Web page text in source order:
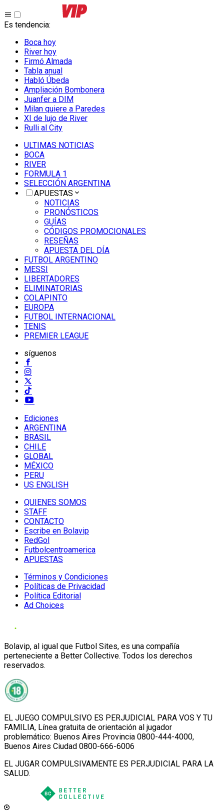
Es tendencia:
Boca hoy
River hoy
Firmó Almada
Tabla anual
Habló Úbeda
Ampliación Bombonera
Juanfer a DIM
Milan quiere a Paredes
XI de lujo de River
Rulli al City
ULTIMAS NOTICIAS
BOCA
RIVER
FORMULA 1
SELECCIÓN ARGENTINA
APUESTAS
NOTICIAS
PRONÓSTICOS
GUÍAS
CÓDIGOS PROMOCIONALES
RESEÑAS
APUESTA DEL DÍA
FUTBOL ARGENTINO
MESSI
LIBERTADORES
ELIMINATORIAS
COLAPINTO
EUROPA
FUTBOL INTERNACIONAL
TENIS
PREMIER LEAGUE
síguenos
Ediciones
ARGENTINA
BRASIL
CHILE
GLOBAL
MÉXICO
PERU
US ENGLISH
QUIENES SOMOS
STAFF
CONTACTO
Escribe en Bolavip
RedGol
Futbolcentroamerica
APUESTAS
Términos y Condiciones
Políticas de Privacidad
Política Editorial
Ad Choices
Bolavip, al igual que Futbol Sites, es una compañía
perteneciente a Better Collective. Todos los derechos
reservados.
EL JUEGO COMPULSIVO ES PERJUDICIAL PARA VOS Y TU
FAMILIA, Línea gratuita de orientación al jugador
problemático: Buenos Aires Provincia 0800-444-4000,
Buenos Aires Ciudad 0800-666-6006
EL JUGAR COMPULSIVAMENTE ES PERJUDICIAL PARA LA
SALUD.